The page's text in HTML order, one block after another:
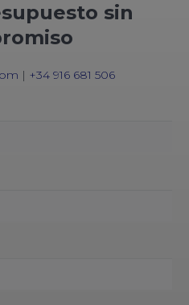
sin
| +34 916 681 506